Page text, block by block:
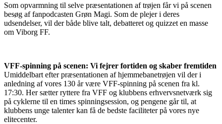
Som opvarmning til selve præsentationen af trøjen får vi på scenen
besøg af fanpodcasten Grøn Magi. Som de plejer i deres
udsendelser, vil der både blive talt, debatteret og quizzet en masse
om Viborg FF.
VFF-spinning på scenen: Vi fejrer fortiden og skaber fremtiden
Umiddelbart efter præsentationen af hjemmebanetrøjen vil der i
anledning af vores 130 år være VFF-spinning på scenen fra kl.
17:30. Her sætter ryttere fra VFF og klubbens erhvervsnetværk sig
på cyklerne til en times spinningsession, og pengene går til, at
klubbens unge talenter kan få de bedste faciliteter på vores nye
elitecenter.